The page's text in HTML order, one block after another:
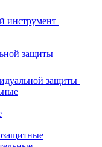
инструмент
защиты
защиты